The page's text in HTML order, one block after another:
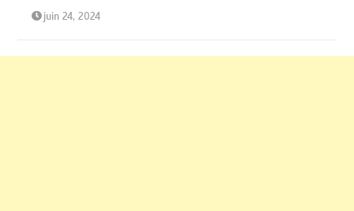
juin 24, 2024